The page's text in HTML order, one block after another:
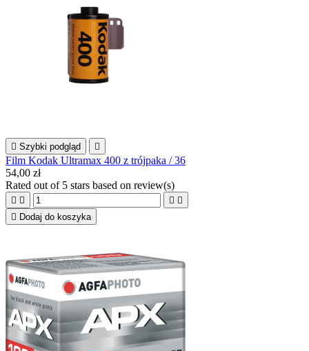
 Szybki podgląd 
Film Kodak Ultramax 400 z trójpaka / 36
54,00 zł
Rated out of 5 stars based on review(s)
   
 Dodaj do koszyka